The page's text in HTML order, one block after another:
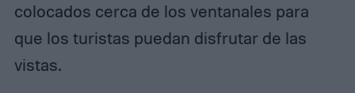
colocados cerca de los ventanales para
que los turistas puedan disfrutar de las
vistas.